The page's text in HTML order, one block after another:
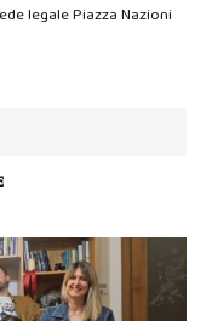
legale Piazza Nazioni